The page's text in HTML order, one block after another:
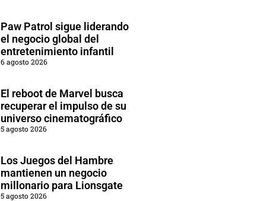
Paw Patrol sigue liderando
el negocio global del
entretenimiento infantil
6 agosto 2026
El reboot de Marvel busca
recuperar el impulso de su
universo cinematográfico
5 agosto 2026
Los Juegos del Hambre
mantienen un negocio
millonario para Lionsgate
5 agosto 2026